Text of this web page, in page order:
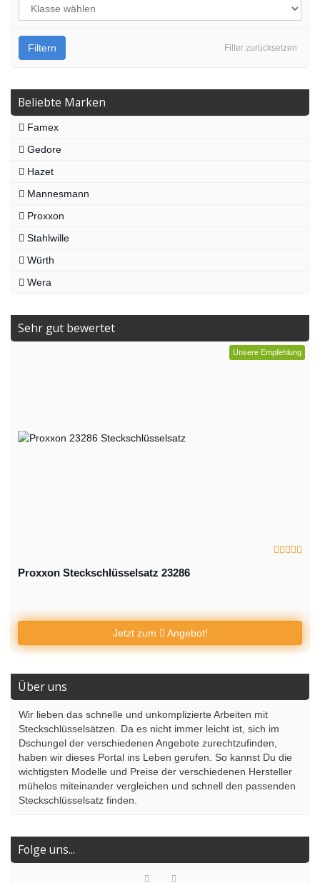
Filter zurücksetzen
Filtern
Beliebte Marken
Famex
Gedore
Hazet
Mannesmann
Proxxon
Stahlwille
Würth
Wera
Sehr gut bewertet
Unsere Empfehlung
Proxxon Steckschlüsselsatz 23286
Jetzt zum Angebot!
Über uns
Wir lieben das schnelle und unkomplizierte Arbeiten mit
Steckschlüsselsätzen. Da es nicht immer leicht ist, sich im
Dschungel der verschiedenen Angebote zurechtzufinden,
haben wir dieses Portal ins Leben gerufen. So kannst Du die
wichtigsten Modelle und Preise der verschiedenen Hersteller
mühelos miteinander vergleichen und schnell den passenden
Steckschlüsselsatz finden.
Folge uns...